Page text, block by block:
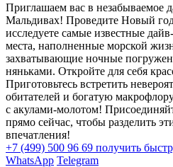
Приглашаем вас в незабываемое
Мальдивах! Проведите Новый
исследуете самые известные
места, наполненные морской
захватывающие ночные
няньками. Откройте для себя
Приготовьтесь встретить
обитателей и богатую
с акулами-молотом!
прямо сейчас, чтобы разделить
впечатления!
+7 (499) 500 96 69 получить
WhatsApp Telegram